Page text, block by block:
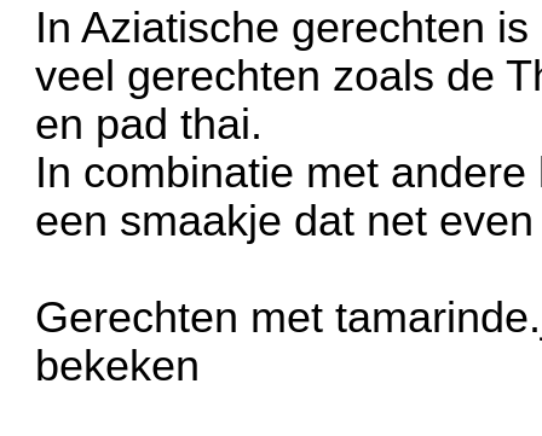
In Aziatische gerechten
veel gerechten zoals de
en pad thai.
In combinatie met
een smaakje dat net
Gerechten met
bekeken